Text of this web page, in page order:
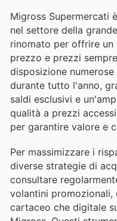
Migross Supermercati
nel settore della
rinomato per offrire
prezzo e prezzi
disposizione
durante tutto l'anno,
saldi esclusivi e
qualità a prezzi
per garantire valore e
Per massimizzare i
diverse strategie di
consultare
volantini
cartaceo che digitale